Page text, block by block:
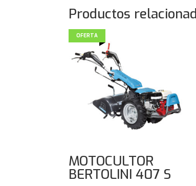
Productos
OFERTA
MOTOCULTOR
BERTOLINI 407 S